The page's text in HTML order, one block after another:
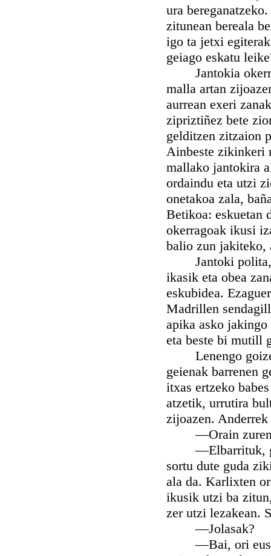
ura
zitunean bereala
igo ta jetxi
geiago eskatu
Jantokia
malla artan
aurrean exeri
zipriztiñez bete
gelditzen zitzaion
Ainbeste zikinkeri
mallako jantokira
ordaindu eta utzi
onetakoa zala,
Betikoa: eskuetan
okerragoak ikusi
balio zun jakiteko,
Jantoki polita,
ikasik eta obea
eskubidea.
Madrillen
apika asko jakingo
eta beste bi mutill
Lenengo
geienak barrenen
itxas ertzeko
atzetik, urrutira
zijoazen.
—Orain zuren
—Elbarrituk,
sortu dute guda
ala da. Karlixten
ikusik utzi ba
zer utzi lezakean.
—Jolasak?
—Bai, ori